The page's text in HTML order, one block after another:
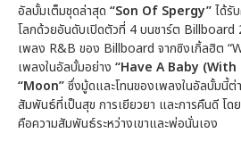
อัลบั้มเต็มชุดล่าสุด “Son Of Spergy”ได้รั
โลกด้วยอันดับเปิดตัวที่ 4 บนชาร์ต Billboard
เพลง R&B ของ Billboard จากซิงเกิ้ลฮิต
เพลงในอัลบั้มอย่าง “Have A Baby (With
“Moon”ซึ่งมู้ดและโทนของเพลงในอัลบั้มนี้ต่
สัมพันธ์ที่เป็นสุข การเยียวยา และการคืนดี โ
คือความสัมพันธ์ระหว่างเขาและพ่อนั่นเอง